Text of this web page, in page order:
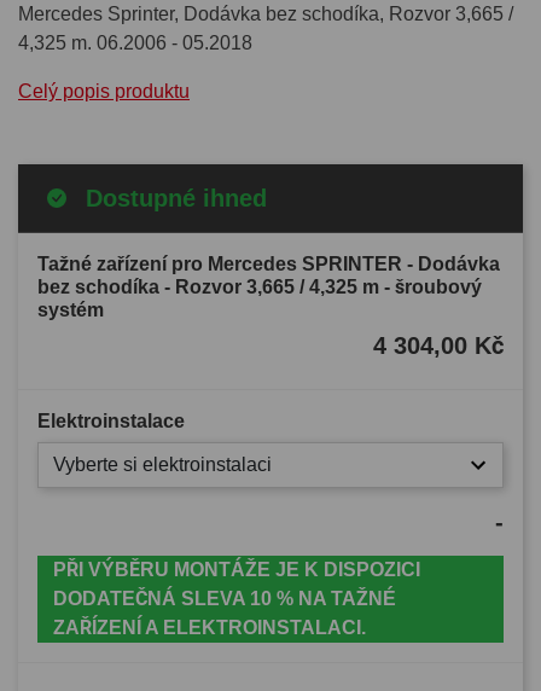
Mercedes Sprinter, Dodávka bez schodíka, Rozvor 3,665 /
4,325 m. 06.2006 - 05.2018
Celý popis produktu
Dostupné ihned
Tažné zařízení pro Mercedes SPRINTER - Dodávka
bez schodíka - Rozvor 3,665 / 4,325 m - šroubový
systém
4 304,00 Kč
Elektroinstalace
Vyberte si elektroinstalaci
-
PŘI VÝBĚRU MONTÁŽE JE K DISPOZICI
DODATEČNÁ SLEVA 10 % NA TAŽNÉ
ZAŘÍZENÍ A ELEKTROINSTALACI.